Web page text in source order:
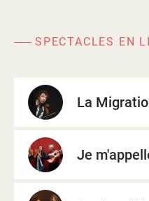
SPECTACLES EN
La
Je